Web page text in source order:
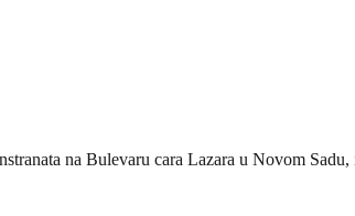
na Bulevaru cara Lazara u Novom